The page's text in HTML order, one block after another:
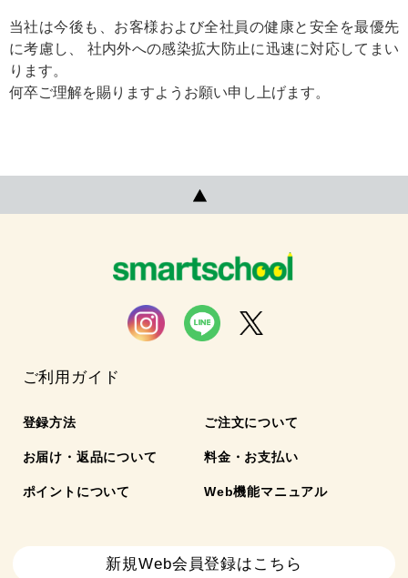
当社は今後も、お客様および全社員の健康と安全を最優先
に考慮し、 社内外への感染拡大防止に迅速に対応してまい
ります。
何卒ご理解を賜りますようお願い申し上げます。
ご利用ガイド
登録方法 ご注文について
お届け・返品について 料金・お支払い
ポイントについて Web機能マニュアル
新規Web会員登録はこちら